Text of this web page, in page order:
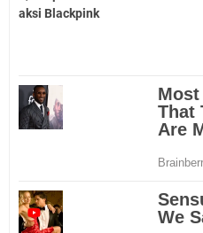
aksi Blackpink